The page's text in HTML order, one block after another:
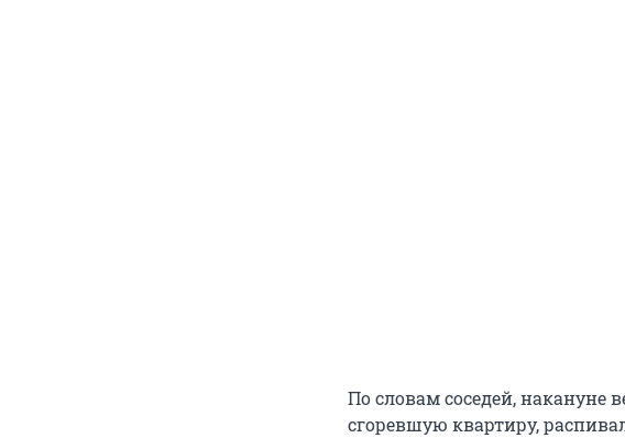
По словам соседей,
сгоревшую квартиру,